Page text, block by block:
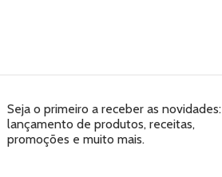
Seja o primeiro a receber as novidades:
lançamento de produtos, receitas,
promoções e muito mais.